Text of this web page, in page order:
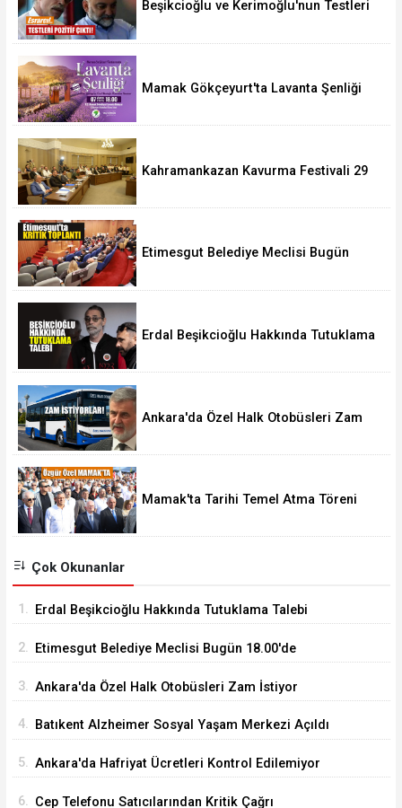
Beşikcioğlu ve Kerimoğlu'nun Testleri
Mamak Gökçeyurt'ta Lavanta Şenliği
Kahramankazan Kavurma Festivali 29
Etimesgut Belediye Meclisi Bugün
Erdal Beşikcioğlu Hakkında Tutuklama
Ankara'da Özel Halk Otobüsleri Zam
Mamak'ta Tarihi Temel Atma Töreni
Çok Okunanlar
1. Erdal Beşikcioğlu Hakkında Tutuklama Talebi
2. Etimesgut Belediye Meclisi Bugün 18.00'de
3. Ankara'da Özel Halk Otobüsleri Zam İstiyor
4. Batıkent Alzheimer Sosyal Yaşam Merkezi Açıldı
5. Ankara'da Hafriyat Ücretleri Kontrol Edilemiyor
6. Cep Telefonu Satıcılarından Kritik Çağrı